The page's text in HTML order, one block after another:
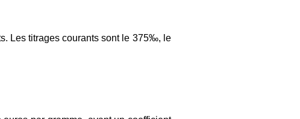
Les titrages courants sont le 375‰, le